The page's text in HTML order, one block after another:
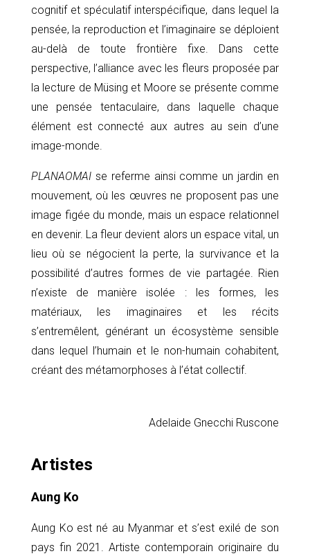
cognitif et spéculatif interspécifique, dans lequel la
pensée, la reproduction et l’imaginaire se déploient
au-delà de toute frontière fixe. Dans cette
perspective, l’alliance avec les fleurs proposée par
la lecture de Müsing et Moore se présente comme
une pensée tentaculaire, dans laquelle chaque
élément est connecté aux autres au sein d’une
image-monde.
PLANAOMAIse referme ainsi comme un jardin en
mouvement, où les œuvres ne proposent pas une
image figée du monde, mais un espace relationnel
en devenir. La fleur devient alors un espace vital, un
lieu où se négocient la perte, la survivance et la
possibilité d’autres formes de vie partagée. Rien
n’existe de manière isolée : les formes, les
matériaux, les imaginaires et les récits
s’entremêlent, générant un écosystème sensible
dans lequel l’humain et le non-humain cohabitent,
créant des métamorphoses à l’état collectif.
Adelaide Gnecchi Ruscone
Artistes
Aung Ko
Aung Ko est né au Myanmar et s’est exilé de son
pays fin 2021. Artiste contemporain originaire du